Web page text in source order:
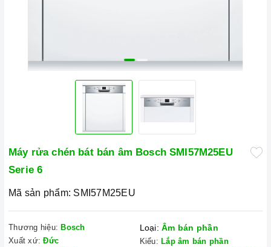
Máy rửa chén bát bán âm Bosch SMI57M25EU
Serie 6
Mã sản phẩm: SMI57M25EU
Thương hiệu: Bosch
Xuất xứ: Đức
Loại: Âm bán phần
Kiểu: Lắp âm bán phần